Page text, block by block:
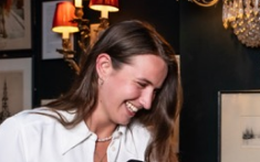
Veuillez